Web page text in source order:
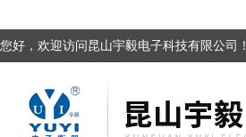
您好，欢迎访问昆山宇毅电子科技有限公司！